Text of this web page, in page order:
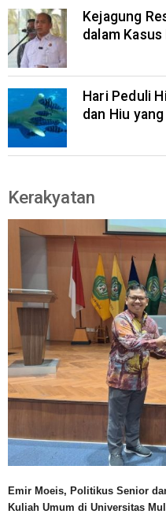
Kejagung
dalam
Hari Peduli
dan Hiu
Kerakyatan
Emir Moeis, Politikus Senior
Kuliah Umum di Universitas